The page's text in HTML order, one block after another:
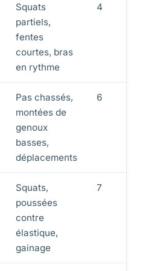
Squats
partiels,
fentes
courtes, bras
en rythme
4
Pas chassés,
montées de
genoux
basses,
déplacements
6
Squats,
poussées
contre
élastique,
gainage
7